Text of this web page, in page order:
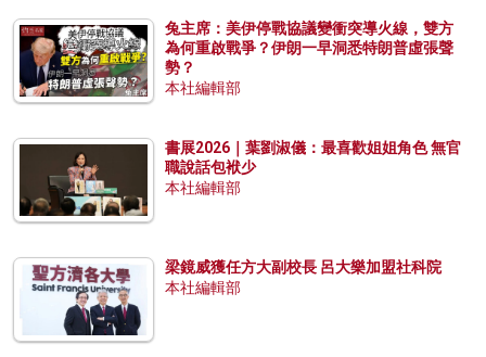
兔主席：美伊停戰協議變衝突導火線，雙方
為何重啟戰爭？伊朗一早洞悉特朗普虛張聲
勢？
本社編輯部
書展2026｜葉劉淑儀：最喜歡姐姐角色 無官
職說話包袱少
本社編輯部
梁鏡威獲任方大副校長 呂大樂加盟社科院
本社編輯部